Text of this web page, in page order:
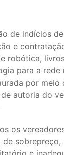
de indícios
e
robótica,
para a rede
por meio
de autoria do
os
de